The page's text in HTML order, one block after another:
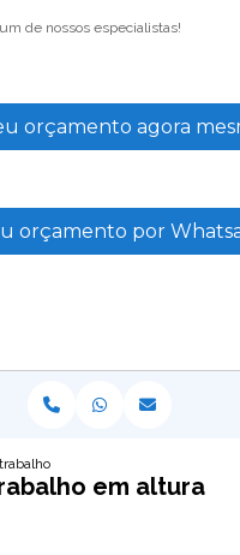
de nossos especialistas!
orçamento agora
orçamento por
altura
em altura